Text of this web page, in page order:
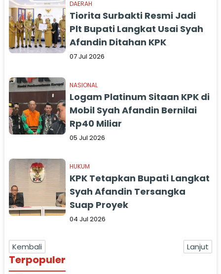
DAERAH
Tiorita Surbakti Resmi Jadi
Plt Bupati Langkat Usai Syah
Afandin Ditahan KPK
07 Jul 2026
NASIONAL
Logam Platinum Sitaan KPK di
Mobil Syah Afandin Bernilai
Rp40 Miliar
05 Jul 2026
HUKUM
KPK Tetapkan Bupati Langkat
Syah Afandin Tersangka
Suap Proyek
04 Jul 2026
Kembali Lanjut
Terpopuler